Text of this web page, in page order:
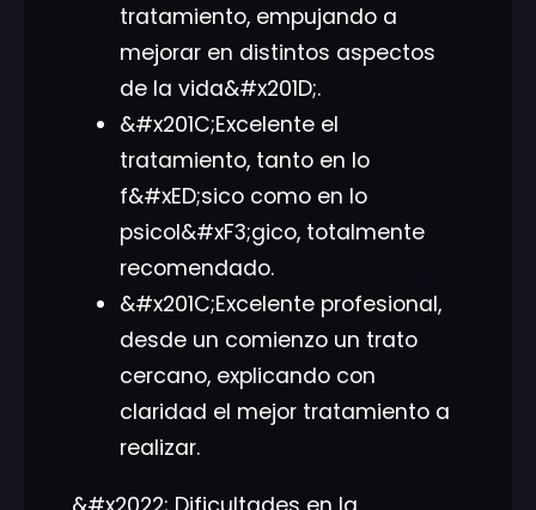
tratamiento, empujando a
mejorar en distintos aspectos
de la vida&#x201D;.
&#x201C;Excelente el
tratamiento, tanto en lo
f&#xED;sico como en lo
psicol&#xF3;gico, totalmente
recomendado.
&#x201C;Excelente profesional,
desde un comienzo un trato
cercano, explicando con
claridad el mejor tratamiento a
realizar.